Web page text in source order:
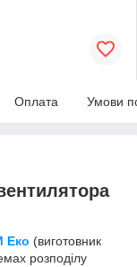
Оплата Умови
Еко (виготовник
розподілу